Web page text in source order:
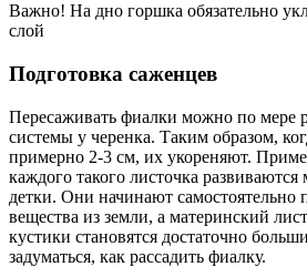
Важно! На дно горшка обязательно
слой
Подготовка саженцев
Пересаживать фиалки можно по мере
системы у черенка. Таким образом,
примерно 2-3 см, их укореняют.
каждого такого листочка
детки. Они начинают самостоятельно
вещества из земли, а материнский
кустики становятся достаточно
задуматься, как рассадить фиалку.